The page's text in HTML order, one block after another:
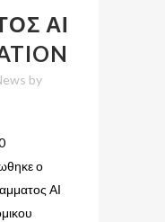
ΑΙ
by
ο
ΑΙ